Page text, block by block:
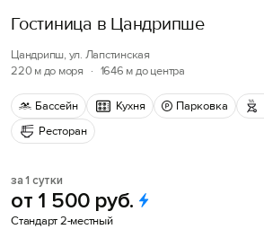
Гостиница в Цандрипше
Цандрипш, ул. Лапстинская
220 м до моря
· 1646 м до центра
Бассейн Кухня Парковка
Ресторан
за 1 сутки
от 1 500 руб.
Стандарт 2-местный